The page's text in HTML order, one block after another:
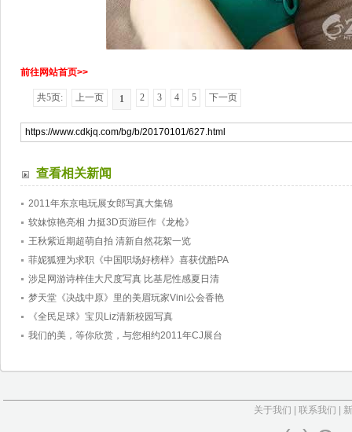
前往网站首页>>
共5页: 上一页 1 2 3 4 5 下一页
查看相关新闻
2011年东京电玩展女郎写真大集锦
软妹惊艳亮相 力挺3D页游巨作《龙枪》
王秋紫近期超萌自拍 清新自然花絮一览
菲妮狐狸为求职《中国职场好榜样》喜获优酷PA
涉足网游诗梓佳大尺度写真 比基尼性感夏日清
梦天堂《决战中原》里的美眉玩家Vini公会香艳
《全民足球》宝贝Liz清新校园写真
我们的美，等你欣赏，与您相约2011年CJ展台
关于我们 联系我们